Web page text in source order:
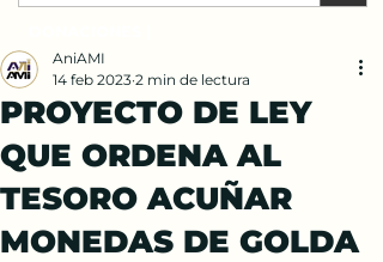
PROYECTO DE LEY
QUE ORDENA AL
TESORO ACUÑAR
MONEDAS DE GOLDA
AniAMI
14 feb 2023 2 min de lectura